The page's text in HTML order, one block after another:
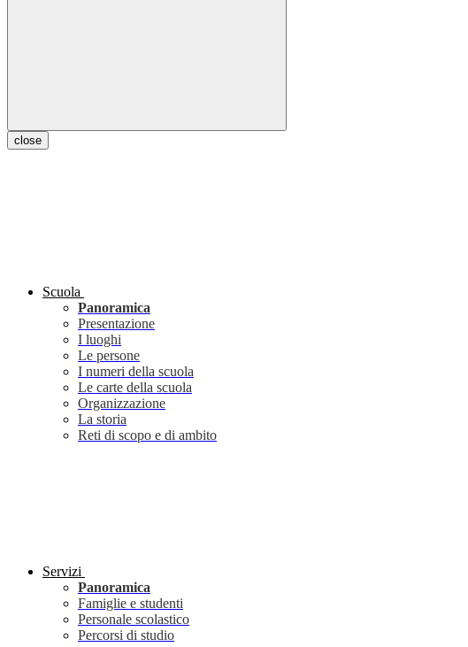
close
Scuola
Panoramica
Presentazione
I luoghi
Le persone
I numeri della scuola
Le carte della scuola
Organizzazione
La storia
Reti di scopo e di ambito
Servizi
Panoramica
Famiglie e studenti
Personale scolastico
Percorsi di studio